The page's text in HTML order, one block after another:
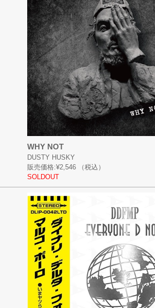
WHY NOT
DUSTY HUSKY
販売価格:¥2,546
（税込）
SOLDOUT